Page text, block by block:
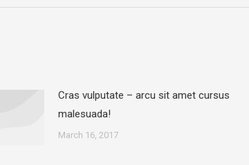
Cras vulputate – arcu sit amet cursus
malesuada!
March 16, 2017